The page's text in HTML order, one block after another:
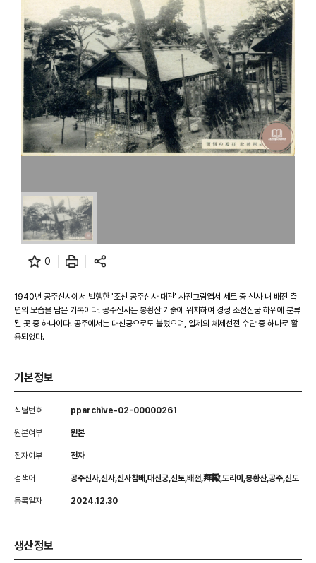
0
1940년 공주신사에서 발행한 '조선 공주신사 대관' 사진그림엽서 세트 중 신사 내 배전 측
면의 모습을 담은 기록이다. 공주신사는 봉황산 기슭에 위치하여 경성 조선신궁 하위에 분류
된 곳 중 하나이다. 공주에서는 대신궁으로도 불렀으며, 일제의 체제선전 수단 중 하나로 활
용되었다.
기본정보
식별번호 pparchive-02-00000261
원본여부 원본
전자여부 전자
검색어 공주신사,신사,신사참배,대신궁,신토,배전,拜殿,도리이,봉황산,공주,신도
등록일자 2024.12.30
생산정보